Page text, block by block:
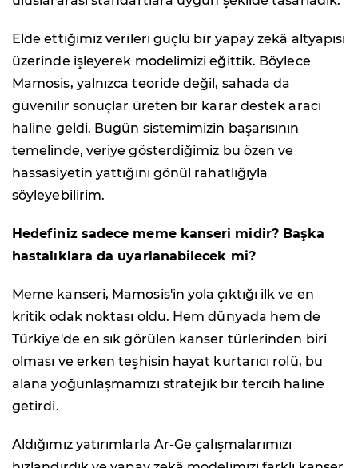
Elde ettiğimiz verileri güçlü bir yapay zekâ altyapısı
üzerinde işleyerek modelimizi eğittik. Böylece
Mamosis, yalnızca teoride değil, sahada da
güvenilir sonuçlar üreten bir karar destek aracı
haline geldi. Bugün sistemimizin başarısının
temelinde, veriye gösterdiğimiz bu özen ve
hassasiyetin yattığını gönül rahatlığıyla
söyleyebilirim.
Hedefiniz sadece meme kanseri midir? Başka
hastalıklara da uyarlanabilecek mi?
Meme kanseri, Mamosis'in yola çıktığı ilk ve en
kritik odak noktası oldu. Hem dünyada hem de
Türkiye'de en sık görülen kanser türlerinden biri
olması ve erken teşhisin hayat kurtarıcı rolü, bu
alana yoğunlaşmamızı stratejik bir tercih haline
getirdi.
Aldığımız yatırımlarla Ar-Ge çalışmalarımızı